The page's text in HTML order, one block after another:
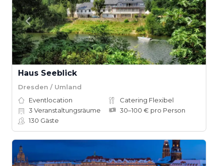
Haus Seeblick
Dresden / Umland
Eventlocation
Catering Flexibel
3 Veranstaltungsräume
30–100 € pro Person
130 Gäste